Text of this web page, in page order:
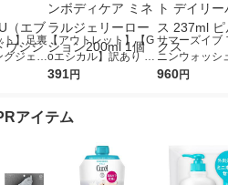
ト】足裏
グジェル
ボンの
【アウトレット】【G
oエシカル】訳あり K
envue ジョンソンボ
ml 1個
391円
サマーズイブ
ニンウォッシ
マルスキン マ
960円
アイテム